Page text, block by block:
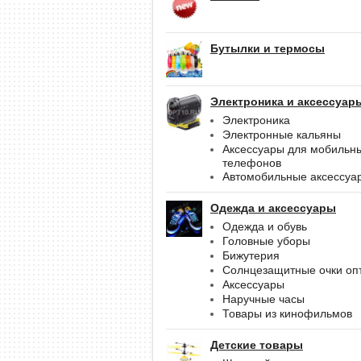
Бутылки и термосы
Электроника и
Электроника
Электронные кальяны
Аксессуары для
телефонов
Автомобильные
Одежда и аксессуары
Одежда и обувь
Головные уборы
Бижутерия
Солнцезащитные очки
Аксессуары
Наручные часы
Товары из кинофильмов
Детские товары